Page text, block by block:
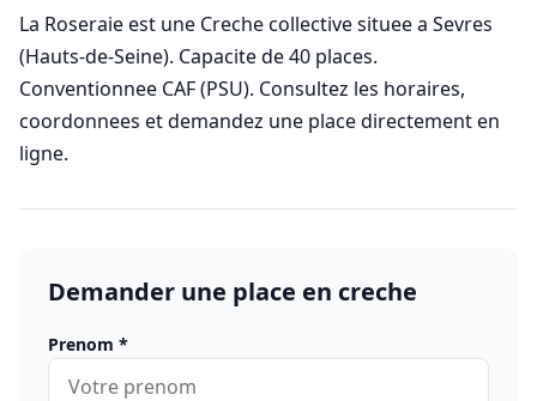
La Roseraie est une Creche collective situee a Sevres
(Hauts-de-Seine). Capacite de 40 places.
Conventionnee CAF (PSU). Consultez les horaires,
coordonnees et demandez une place directement en
ligne.
Demander une place en creche
Prenom *